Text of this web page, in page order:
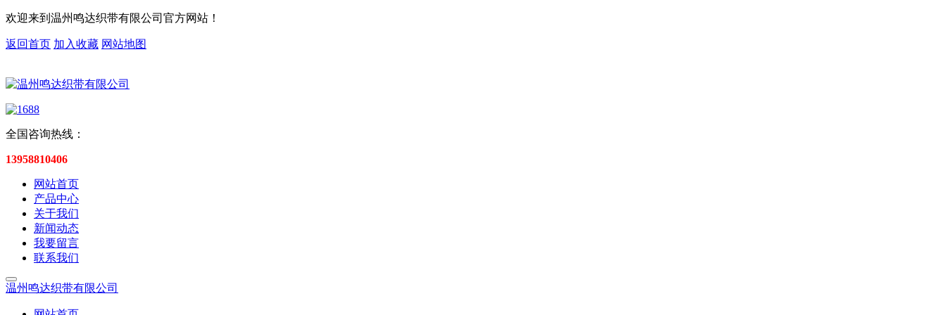
欢迎来到温州鸣达织带有限公司官方网站！
返回首页 加入收藏 网站地图
全国咨询热线：
13958810406
网站首页
产品中心
关于我们
新闻动态
我要留言
联系我们
温州鸣达织带有限公司